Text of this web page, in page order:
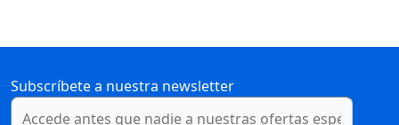
Subscríbete a nuestra newsletter